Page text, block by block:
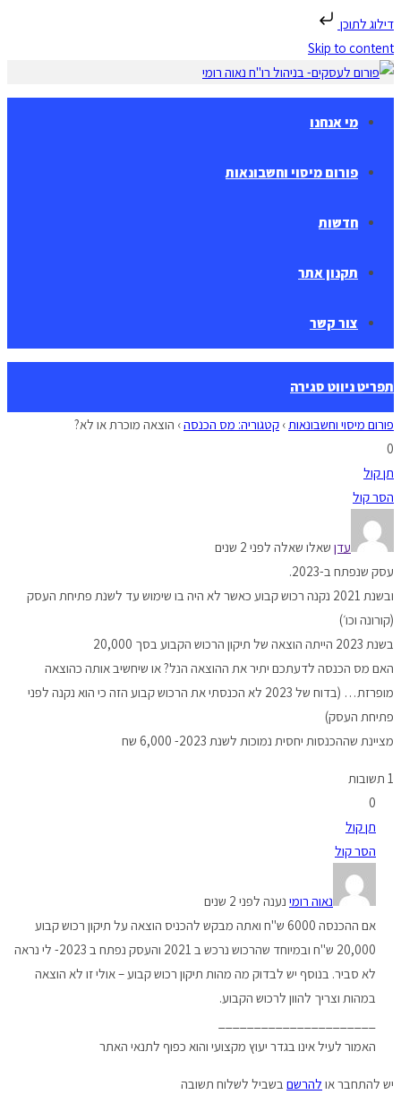
דילוג לתוכן
Skip to content
מי אנחנו
פורום מיסוי וחשבונאות
חדשות
תקנון אתר
צור קשר
תפריט ניווט סגירה
פורום מיסוי וחשבונאות› קטגוריה: מס הכנסה› הוצאה מוכרת או לא?
0
תן קול
הסר קול
עדן שאלו שאלה לפני 2 שנים
עסק שנפתח ב-2023.
ובשנת 2021 נקנה רכוש קבוע כאשר לא היה בו שימוש עד לשנת פתיחת העסק
(קורונה וכו׳)
בשנת 2023 הייתה הוצאה של תיקון הרכוש הקבוע בסך 20,000
האם מס הכנסה לדעתכם יתיר את ההוצאה הנל? או שיחשיב אותה כהוצאה
מופרזת… (בדוח של 2023 לא הכנסתי את הרכוש קבוע הזה כי הוא נקנה לפני
פתיחת העסק)
מציינת שההכנסות יחסית נמוכות לשנת 2023- 6,000 שח
1 תשובות
0
תן קול
הסר קול
נאוה רומי נענה לפני 2 שנים
אם ההכנסה 6000 ש"ח ואתה מבקש להכניס הוצאה על תיקון רכוש קבוע
20,000 ש"ח ובמיוחד שהרכוש נרכש ב 2021 והעסק נפתח ב 2023- לי נראה
לא סביר. בנוסף יש לבדוק מה מהות תיקון רכוש קבוע – אולי זו לא הוצאה
במהות וצריך להוון לרכוש הקבוע.
האמור לעיל אינו בגדר יעוץ מקצועי והוא כפוף לתנאי האתר
יש להתחבר או להרשם בשביל לשלוח תשובה